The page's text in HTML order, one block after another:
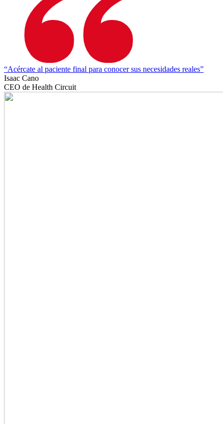
“Acércate al paciente final para conocer sus necesidades reales”
Isaac Cano
CEO de Health Circuit